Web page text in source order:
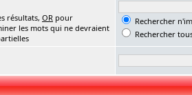
résultats, OR pour
les mots qui ne devraient
Rechercher
Rechercher